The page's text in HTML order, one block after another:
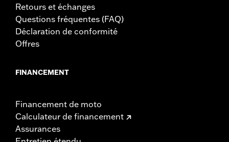
Retours et échanges
Questions fréquentes (FAQ)
Déclaration de conformité
Offres
FINANCEMENT
Financement de moto
Calculateur de financement
Assurances